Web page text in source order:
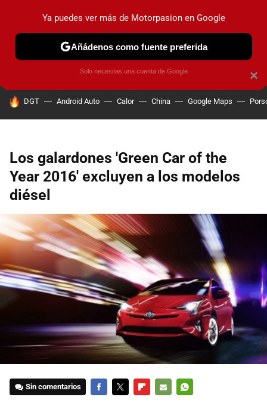
PRUEBAS COCHES ELÉCTRICOS OBSERVATORIO
HOY SE HABLA DE
DGT Android Auto Calor China Google Maps
Los galardones 'Green Car of the
Year 2016' excluyen a los modelos
diésel
Sin comentarios
×
Ya puedes ver más de Motorpasion en Google
Añádenos como fuente preferida
Solo necesitas una cuenta de Google